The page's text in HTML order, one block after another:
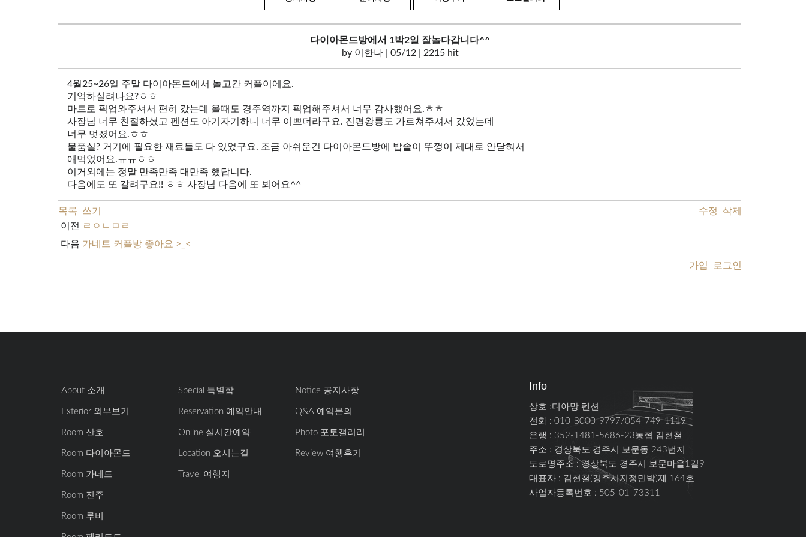
다이아몬드방에서 1박2일 잘놀다갑니다^^
by 이한나| 05/12 | 2215 hit
4월25~26일 주말 다이아몬드에서 놀고간 커플이에요.
기억하실려나요?ㅎㅎ
마트로 픽업와주셔서 편히 갔는데 올때도 경주역까지 픽업해주셔서 너무 감사했어요.ㅎㅎ
사장님 너무 친절하셨고 펜션도 아기자기하니 너무 이쁘더라구요. 진평왕릉도 가르쳐주셔서 갔었는데
너무 멋졌어요.ㅎㅎ
물품실? 거기에 필요한 재료들도 다 있었구요. 조금 아쉬운건 다이아몬드방에 밥솥이 뚜껑이 제대로 안닫혀서
애먹었어요.ㅠㅠㅎㅎ
이거외에는 정말 만족만족 대만족 했답니다.
다음에도 또 갈려구요!! ㅎㅎ 사장님 다음에 또 뵈어요^^
목록 쓰기 수정
삭제
이전
ㄹㅇㄴㅁㄹ
다음 가네트 커플방 좋아요 >_<
가입 로그인
About 소개
Exterior 외부보기
Room 산호
Room 다이아몬드
Room 가네트
Room 진주
Room 루비
Special 특별함
Reservation 예약안내
Online 실시간예약
Location 오시는길
Travel 여행지
Notice 공지사항
Q&A 예약문의
Photo 포토갤러리
Review 여행후기
Info
상호 :디아망 펜션
전화 : 010-8000-9797/054-749-1119
은행 : 352-1481-5686-23농협 김현철
주소 : 경상북도 경주시 보문동 243번지
도로명주소 :경상북도 경주시 보문마을1길9
대표자 : 김현철(경주시지정민박)제 164호
사업자등록번호 : 505-01-73311